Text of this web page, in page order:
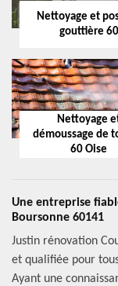
Nettoyage et
gouttière 60
Nettoyage
démoussage de
60 Oise
Une entreprise
Boursonne 60141
Justin rénovation
et qualifiée pour
Ayant une